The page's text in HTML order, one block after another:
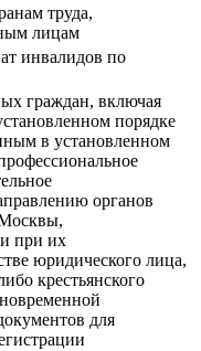
труда,
лицам
инвалидов по
граждан, включая
порядке
в установленном
органов
при их
юридического лица,
крестьянского
для